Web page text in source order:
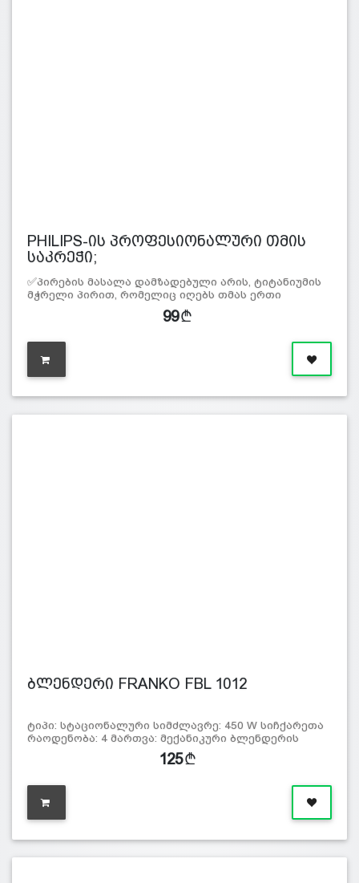
PHILIPS-ის პროფესიონალური თმის
საკრეჭი;
✅პირების მასალა დამზადებული არის, ტიტანიუმის
მჭრელი პირით, რომელიც იღებს თმას ერთი
99
ბლენდერი FRANKO FBL 1012
ტიპი: სტაციონალური სიმძლავრე: 450 W სიჩქარეთა
რაოდენობა: 4 მართვა: მექანიკური ბლენდერის
125